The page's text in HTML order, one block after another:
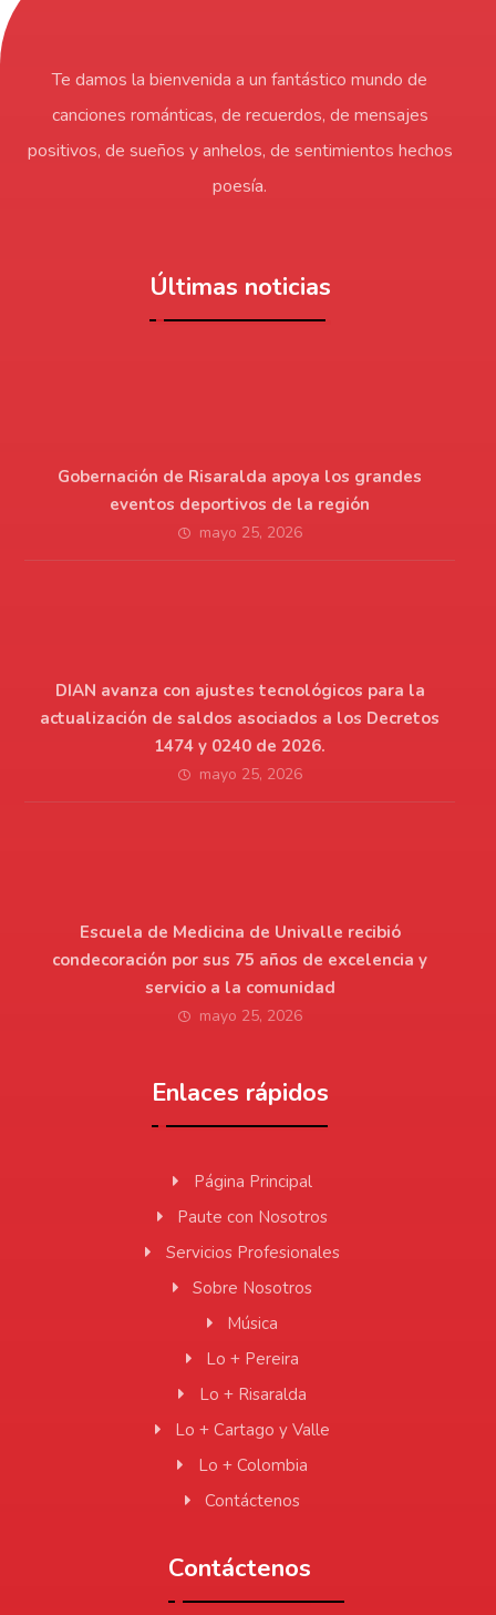
Te damos la bienvenida a un fantástico mundo de
canciones románticas, de recuerdos, de mensajes
positivos, de sueños y anhelos, de sentimientos hechos
poesía.
Últimas noticias
Gobernación de Risaralda apoya los grandes
eventos deportivos de la región
mayo 25, 2026
DIAN avanza con ajustes tecnológicos para la
actualización de saldos asociados a los Decretos
1474 y 0240 de 2026.
mayo 25, 2026
Escuela de Medicina de Univalle recibió
condecoración por sus 75 años de excelencia y
servicio a la comunidad
mayo 25, 2026
Enlaces rápidos
Página Principal
Paute con Nosotros
Servicios Profesionales
Sobre Nosotros
Música
Lo + Pereira
Lo + Risaralda
Lo + Cartago y Valle
Lo + Colombia
Contáctenos
Contáctenos